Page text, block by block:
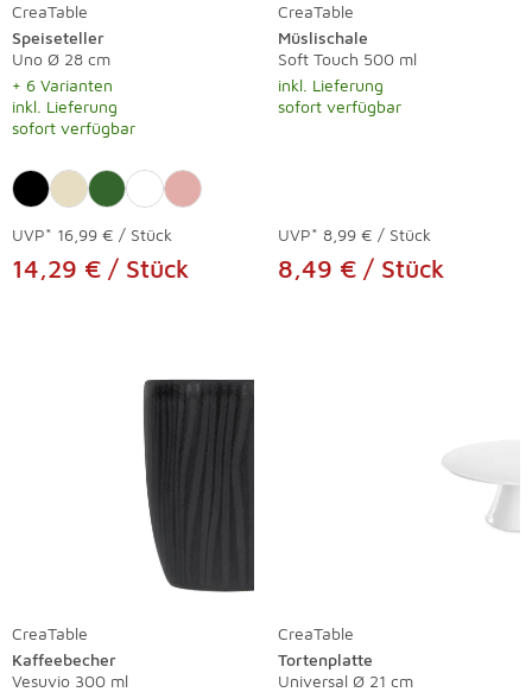
CreaTable
Speiseteller
Uno Ø 28 cm
+ 6 Varianten
inkl. Lieferung
sofort verfügbar
UVP* 16,99 € / Stück
14,29 € / Stück
CreaTable
Müslischale
Soft Touch 500 ml
inkl. Lieferung
sofort verfügbar
UVP* 8,99 € / Stück
8,49 € / Stück
CreaTable
Kaffeebecher
Vesuvio 300 ml
CreaTable
Tortenplatte
Universal Ø 21 cm